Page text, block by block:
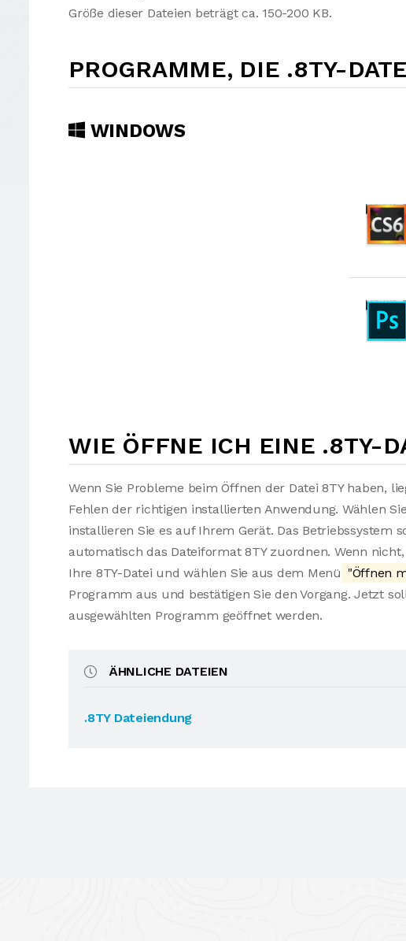
Größe dieser Dateien beträgt ca. 150-200 KB.
PROGRAMME, DIE .8TY-
WINDOWS
WIE ÖFFNE ICH EINE .8TY-
Wenn Sie Probleme beim Öffnen der Datei 8TY haben,
Fehlen der richtigen installierten Anwendung. Wählen
installieren Sie es auf Ihrem Gerät. Das Betriebssystem
automatisch das Dateiformat 8TY zuordnen. Wenn
Ihre 8TY-Datei und wählen Sie aus dem Menü "Öffnen
Programm aus und bestätigen Sie den Vorgang. Jetzt
ausgewählten Programm geöffnet werden.
ÄHNLICHE DATEIEN
.8TY Dateiendung